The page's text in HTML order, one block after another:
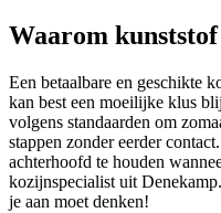
Waarom
Een betaalbare en geschikte
kan best een moeilijke klus
volgens standaarden om
stappen zonder eerder
achterhoofd te houden
kozijnspecialist uit
je aan moet denken!